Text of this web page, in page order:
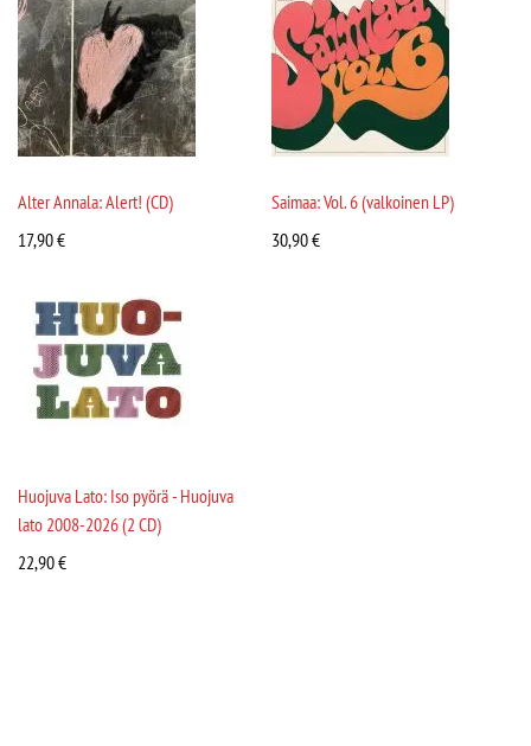
Alter Annala: Alert! (CD)
17,90€
Saimaa: Vol. 6 (valkoinen LP)
30,90€
Huojuva Lato: Iso pyörä - Huojuva
lato 2008-2026 (2 CD)
22,90€